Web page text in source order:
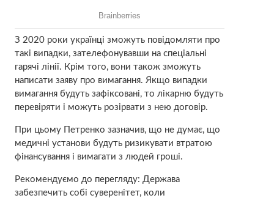
З 2020 роки українці зможуть повідомляти про
такі випадки, зателефонувавши на спеціальні
гарячі лінії. Крім того, вони також зможуть
написати заяву про вимагання. Якщо випадки
вимагання будуть зафіксовані, то лікарню будуть
перевіряти і можуть розірвати з нею договір.
При цьому Петренко зазначив, що не думає, що
медичні установи будуть ризикувати втратою
фінансування і вимагати з людей гроші.
Рекомендуємо до перегляду: Держава
забезпечить собі суверенітет, коли